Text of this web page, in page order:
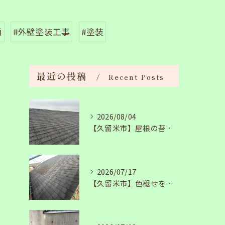
#外壁塗装工事 #塗装
最近の投稿 Recent Posts
2026/08/04
【久留米市】屋根の苔・色あせが気になる方必見！高圧洗浄と塗装で生まれ変わる職人技
2026/07/17
【久留米市】色褪せを抑えて家を守る！超耐候・高耐久塗料で仕上げる屋根の3度塗り